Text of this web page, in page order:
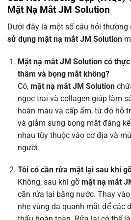
Mặt Nạ Mắt JM Solution
Dưới đây là một số câu hỏi thường
sử dụng mặt nạ mắt JM Solution
Mặt nạ mắt JM Solution có
thâm và bọng mắt không?
Có, mặt nạ mắt JM Solution
ngọc trai và collagen giúp làm
hoàn máu và cấp ẩm, từ đó hỗ
và giảm sưng bọng mắt đáng
nhau tùy thuộc vào cơ địa và
người.
Tôi có cần rửa mặt lại sau khi
Không, sau khi gỡmặt nạ mắt
cần rửa lại bằng nước. Thay
nhẹ vùng da quanh mắt để các